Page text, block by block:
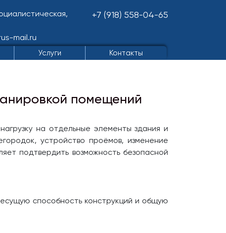
mail.ru
+7 (918) 558-04-65
Услуги Контакты
помещений
на отдельные элементы здания и
устройство проёмов, изменение
подтвердить возможность безопасной
способность конструкций и общую